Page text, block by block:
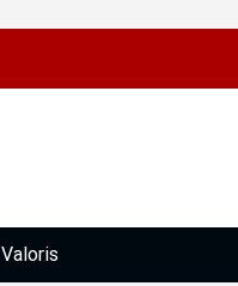
Valoris